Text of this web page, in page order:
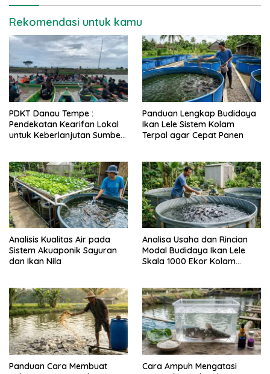
Rekomendasi untuk kamu
PDKT Danau Tempe :
Pendekatan Kearifan Lokal
untuk Keberlanjutan Sumber
Panduan Lengkap Budidaya
Ikan Lele Sistem Kolam
Terpal agar Cepat Panen
Analisis Kualitas Air pada
Sistem Akuaponik Sayuran
dan Ikan Nila
Analisa Usaha dan Rincian
Modal Budidaya Ikan Lele
Skala 1000 Ekor Kolam
Panduan Cara Membuat
Cara Ampuh Mengatasi